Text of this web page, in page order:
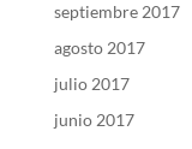
septiembre 2017
agosto 2017
julio 2017
junio 2017